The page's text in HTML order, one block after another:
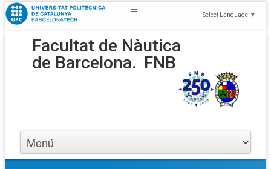
Select Language ▼
Facultat de Nàutica
de Barcelona. FNB